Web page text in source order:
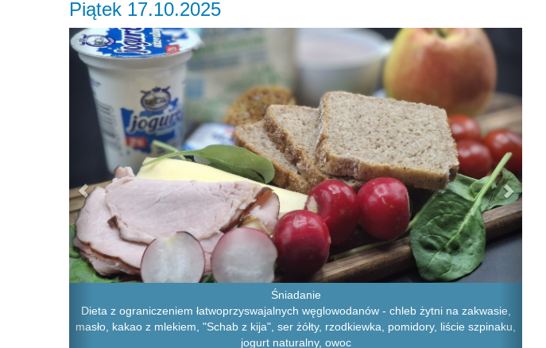
Piątek 17.10.2025
Śniadanie
Dieta z ograniczeniem łatwoprzyswajalnych węglowodanów - chleb żytni na zakwasie,
masło, kakao z mlekiem, "Schab z kija", ser żółty, rzodkiewka, pomidory, liście szpinaku,
jogurt naturalny, owoc
Previous